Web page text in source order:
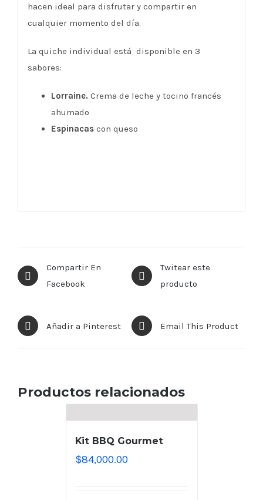
hacen ideal para disfrutar y compartir en
cualquier momento del día.
La quiche individual está disponible en 3
sabores:
Lorraine. Crema de leche y tocino francés
ahumado
Espinacas con queso
Compartir En
Facebook
Twitear este
producto
Añadir a Pinterest Email This Product
Productos relacionados
Kit BBQ Gourmet
$84,000.00